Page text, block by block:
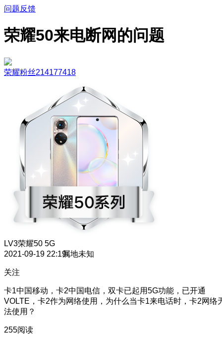
问题反馈
荣耀50来电断网的问题
荣耀粉丝214177418
LV3荣耀50 5G
2021-09-19 22:19属地未知
关注
卡1中国移动，卡2中国电信，双卡已起用5G功能，已开通
VOLTE，卡2作为网络使用，为什么当卡1来电话时，卡2网络
法使用？
255阅读